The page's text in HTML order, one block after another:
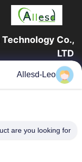
Co.,
LTD
16 عامًا من الخبرة ،
المستدامة وغرف
الصفحة الرئيسية
Allesd-Leo
are you looking for?